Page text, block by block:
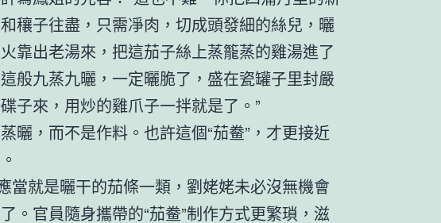
穰子往盡，只需凈肉，切成頭發細的絲兒，曬
靠出老湯來，把這茄子絲上蒸籠蒸的雞湯進了
般九蒸九曬，一定曬脆了，盛在瓷罐子里封嚴
子來，用炒的雞爪子一拌就是了。”
曬，而不是作料。也許這個“茄鲞”，才更接近
當就是曬干的茄條一類，劉姥姥未必沒無機會
。官員隨身攜帶的“茄鲞”制作方式更繁瑣，滋